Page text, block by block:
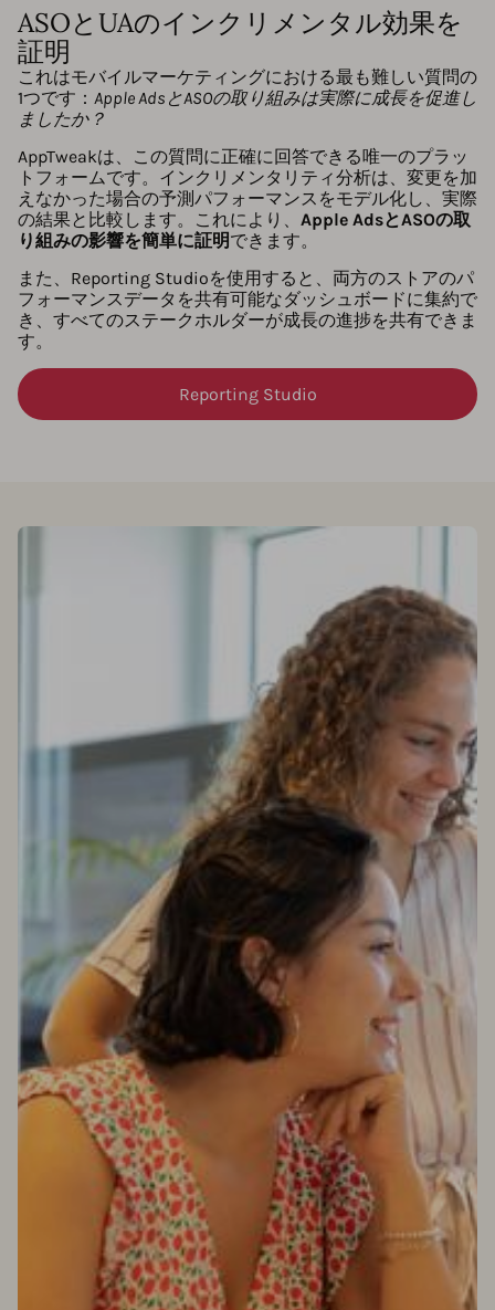
ASOとUAのインクリメンタル効果を
証明
これはモバイルマーケティングにおける最も難しい質問の
1つです： Apple AdsとASOの取り組みは実際に成長を促進し
ましたか？
AppTweakは、この質問に正確に回答できる唯一のプラッ
トフォームです。インクリメンタリティ分析は、変更を加
えなかった場合の予測パフォーマンスをモデル化し、実際
の結果と比較します。これにより、 Apple AdsとASOの取
り組みの影響を簡単に証明できます。
また、Reporting Studioを使用すると、両方のストアのパ
フォーマンスデータを共有可能なダッシュボードに集約で
き、すべてのステークホルダーが成長の進捗を共有できま
す。
Reporting Studio